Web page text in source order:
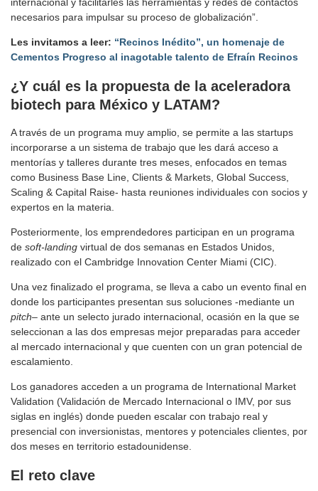
necesarios para impulsar su proceso de globalización”.
Les invitamos a leer: “Recinos Inédito”, un homenaje de
Cementos Progreso al inagotable talento de Efraín Recinos
¿Y cuál es la propuesta de la aceleradora
biotech para México y LATAM?
A través de un programa muy amplio, se permite a las startups
incorporarse a un sistema de trabajo que les dará acceso a
mentorías y talleres durante tres meses, enfocados en temas
como Business Base Line, Clients & Markets, Global Success,
Scaling & Capital Raise- hasta reuniones individuales con socios y
expertos en la materia.
Posteriormente, los emprendedores participan en un programa
de soft-landing virtual de dos semanas en Estados Unidos,
realizado con el Cambridge Innovation Center Miami (CIC).
Una vez finalizado el programa, se lleva a cabo un evento final en
donde los participantes presentan sus soluciones -mediante un
pitch– ante un selecto jurado internacional, ocasión en la que se
seleccionan a las dos empresas mejor preparadas para acceder
al mercado internacional y que cuenten con un gran potencial de
escalamiento.
Los ganadores acceden a un programa de International Market
Validation (Validación de Mercado Internacional o IMV, por sus
siglas en inglés) donde pueden escalar con trabajo real y
presencial con inversionistas, mentores y potenciales clientes, por
dos meses en territorio estadounidense.
El reto clave